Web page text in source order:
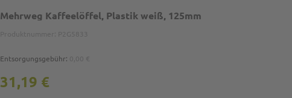
Mehrweg Kaffeelöffel, Plastik weiß, 125mm
Entsorgungsgebühr:
31,19 €